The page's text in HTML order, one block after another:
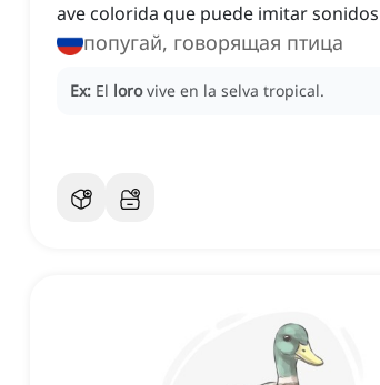
ave colorida que puede imitar
попугай, говорящая птица
Ex: El loro vive en la selva tropical.